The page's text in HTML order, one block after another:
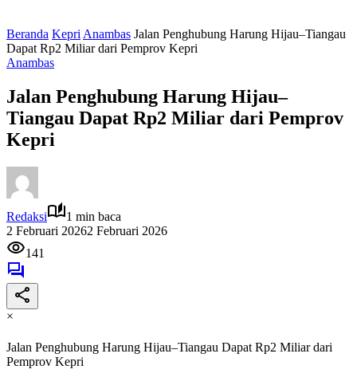
Beranda Kepri Anambas Jalan Penghubung Harung Hijau–Tiangau
Dapat Rp2 Miliar dari Pemprov Kepri
Anambas
Jalan Penghubung Harung Hijau–
Tiangau Dapat Rp2 Miliar dari Pemprov
Kepri
Redaksi
1 min baca
2 Februari 20262 Februari 2026
141
×
Jalan Penghubung Harung Hijau–Tiangau Dapat Rp2 Miliar dari
Pemprov Kepri